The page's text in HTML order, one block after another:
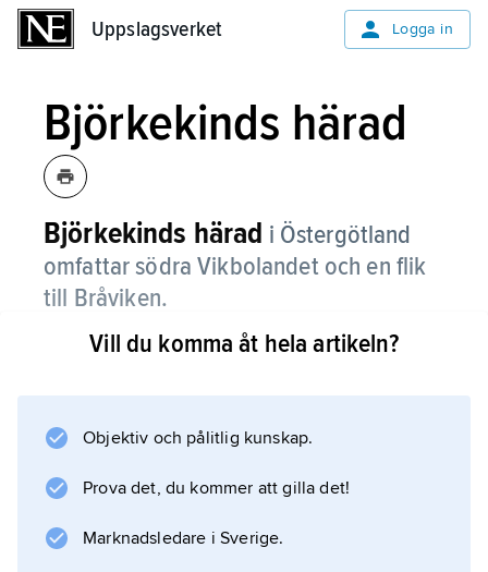
Uppslagsverket Logga in
Björkekinds härad
Björkekinds härad i Östergötland
omfattar södra Vikbolandet och en flik
till Bråviken.
Det gamla tinget låg i Höckerstad i Östra Ny
Information om artikeln
Vill du komma åt hela artikeln?
Objektiv och pålitlig kunskap.
Prova det, du kommer att gilla det!
Marknadsledare i Sverige.